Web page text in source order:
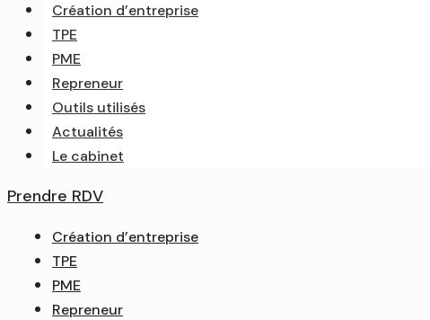
Création d’entreprise
TPE
PME
Repreneur
Outils utilisés
Actualités
Le cabinet
Prendre RDV
Création d’entreprise
TPE
PME
Repreneur